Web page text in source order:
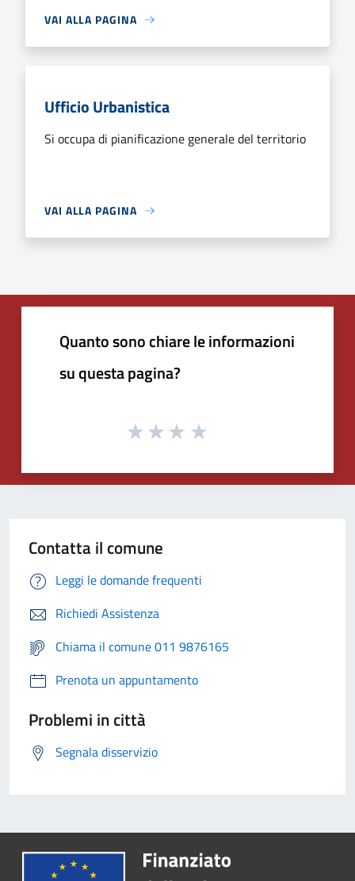
VAI ALLA PAGINA
Ufficio Urbanistica
Si occupa di pianificazione generale del territorio
VAI ALLA PAGINA
Quanto sono chiare le informazioni
su questa pagina?
Contatta il comune
Leggi le domande frequenti
Richiedi Assistenza
Chiama il comune 011 9876165
Prenota un appuntamento
Problemi in città
Segnala disservizio